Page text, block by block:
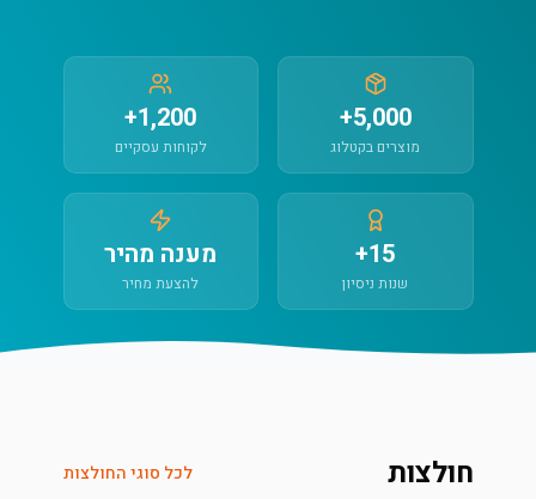
5,000+
מוצרים בקטלוג
1,200+
לקוחות עסקיים
15+
שנות ניסיון
מענה מהיר
להצעת מחיר
חולצות לכל סוגי החולצות